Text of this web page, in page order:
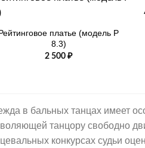
платье (модель Р
8.3)
2 500₽
в бальных танцах имеет
танцору свободно
конкурсах судьи